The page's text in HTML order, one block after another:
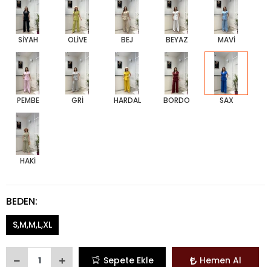
SİYAH OLİVE BEJ BEYAZ MAVİ
PEMBE GRİ HARDAL BORDO SAX
HAKİ
BEDEN:
S,M,M,L,XL
Sepete Ekle Hemen Al